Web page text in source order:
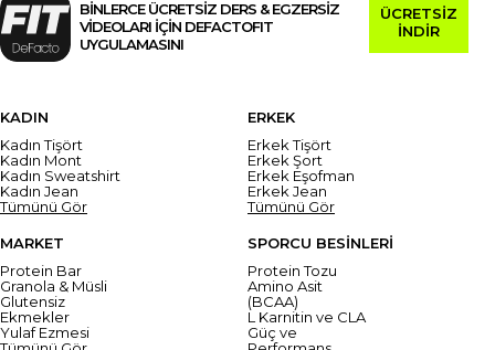
BİNLERCE ÜCRETSİZ DERS & EGZERSİZ
VİDEOLARI İÇİN DEFACTOFIT
UYGULAMASINI
ÜCRETSİZ
İNDİR
KADIN
Kadın Tişört
Kadın Mont
Kadın Sweatshirt
Kadın Jean
Tümünü Gör
ERKEK
Erkek Tişört
Erkek Şort
Erkek Eşofman
Erkek Jean
Tümünü Gör
MARKET
Protein Bar
Granola & Müsli
Glutensiz
Ekmekler
Yulaf Ezmesi
SPORCU BESİNLERİ
Protein Tozu
Amino Asit
(BCAA)
L Karnitin ve CLA
Güç ve